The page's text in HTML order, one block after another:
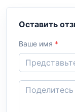
Оставить
Ваше имя *